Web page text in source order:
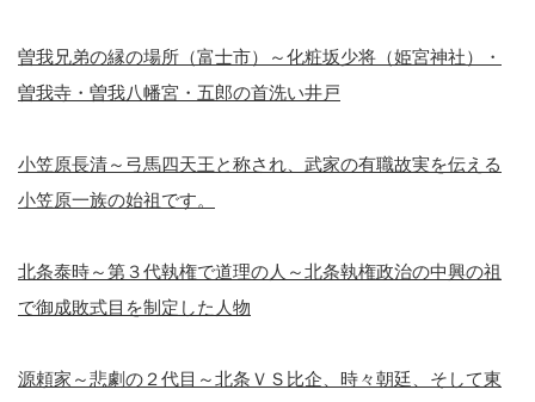
曽我兄弟の縁の場所（富士市）～化粧坂少将（姫宮神社）・
曽我寺・曽我八幡宮・五郎の首洗い井戸
小笠原長清～弓馬四天王と称され、武家の有職故実を伝える
小笠原一族の始祖です。
北条泰時～第３代執権で道理の人～北条執権政治の中興の祖
で御成敗式目を制定した人物
源頼家～悲劇の２代目～北条ＶＳ比企、時々朝廷、そして東